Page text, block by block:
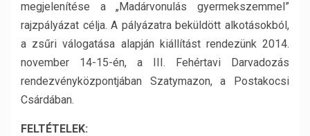
megjelenítése a „Madárvonulás gyermekszemmel”
rajzpályázat célja. A pályázatra beküldött alkotásokból,
a zsűri válogatása alapján kiállítást rendezünk 2014.
november 14-15-én, a III. Fehértavi Darvadozás
rendezvényközpontjában Szatymazon, a Postakocsi
Csárdában.
FELTÉTELEK: